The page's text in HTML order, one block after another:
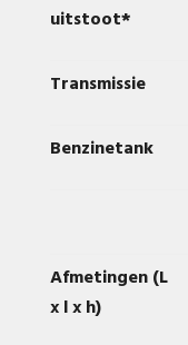
uitstoot*
Transmissie
Benzinetank
Afmetingen (L
x l x h)